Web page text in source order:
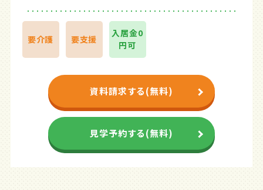
要介護 要支援
入居金0
円可
資料請求する(無料)
見学予約する(無料)